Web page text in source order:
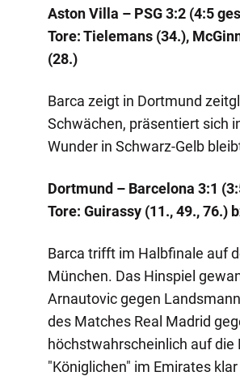
Aston Villa – PSG 3:2 (4:5
Tore: Tielemans (34.),
(28.)
Barca zeigt in Dortmund
Schwächen, präsentiert sich
Wunder in Schwarz-Gelb
Dortmund – Barcelona 3:1
Tore: Guirassy (11., 49., 76.)
Barca trifft im Halbfinale auf
München. Das Hinspiel
Arnautovic gegen
des Matches Real Madrid
höchstwahrscheinlich auf die
"Königlichen" im Emirates